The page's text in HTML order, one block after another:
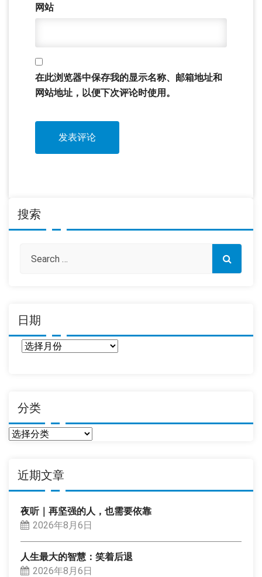
网站
在此浏览器中保存我的显示名称、邮箱地址和
网站地址，以便下次评论时使用。
搜索
日期
分类
分
近期文章
夜听｜再坚强的人，也需要依靠
2026年8月6日
人生最大的智慧：笑着后退
2026年8月6日